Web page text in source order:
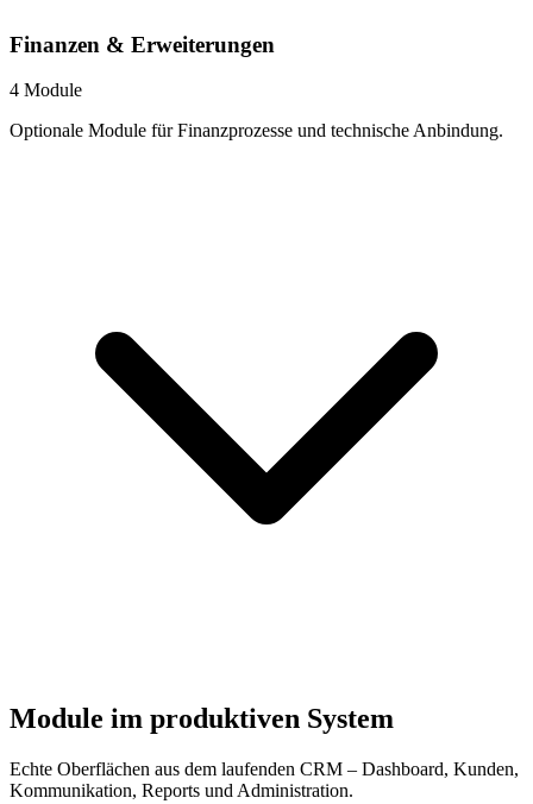
Finanzen & Erweiterungen
4 Module
Optionale Module für Finanzprozesse und technische Anbindung.
Module im produktiven System
Echte Oberflächen aus dem laufenden CRM – Dashboard, Kunden,
Kommunikation, Reports und Administration.